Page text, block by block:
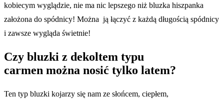
kobiecym wyglądzie, nie ma nic lepszego niż bluzka hiszpanka
założona do spódnicy! Można ją łączyć z każdą długością spódnicy
i zawsze wygląda świetnie!
Czy bluzki z dekoltem typu
carmen można nosić tylko latem?
Ten typ bluzki kojarzy się nam ze słońcem, ciepłem,